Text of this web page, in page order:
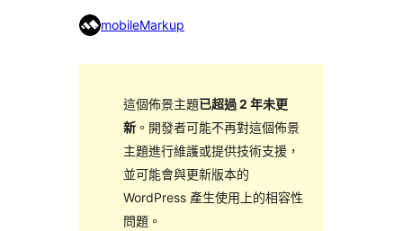
mobileMarkup
這個佈景主題已超過 2 年未更
新。開發者可能不再對這個佈景
主題進行維護或提供技術支援，
並可能會與更新版本的
WordPress 產生使用上的相容性
問題。